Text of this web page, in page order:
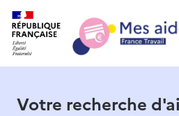
Votre recherche